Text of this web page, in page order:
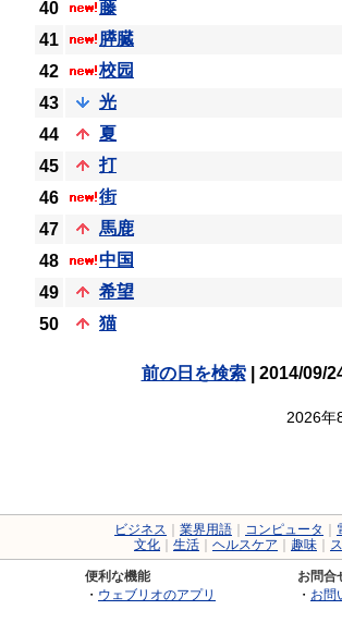
40
藤
41
膵臓
42
校园
43
光
44
夏
45
打
46
街
47
馬鹿
48
中国
49
希望
50
猫
前の日を検索| 2014/09/
2026年
ビジネス 業界用語 コンピュータ
文化
生活 ヘルスケア 趣味
便利な機能
・ ウェブリオのアプリ
お問合
・ お問